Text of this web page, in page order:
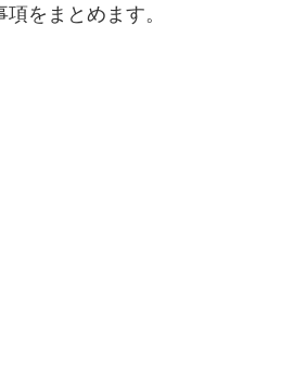
をまとめます。